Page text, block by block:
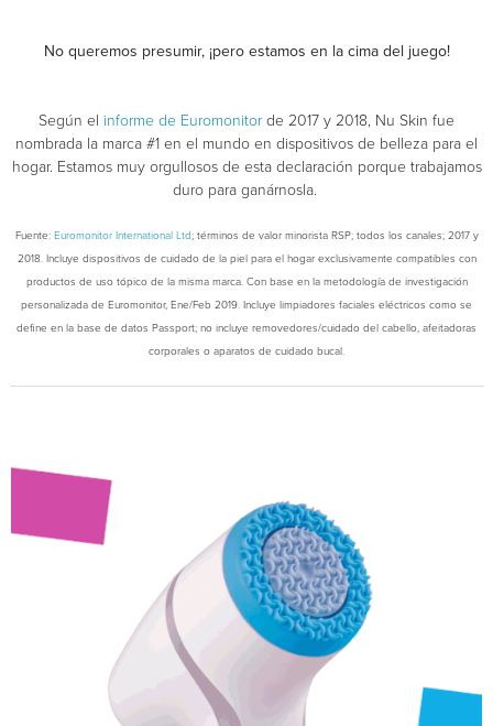
No queremos presumir, ¡pero estamos en la cima del juego!
Según el informe de Euromonitorde 2017 y 2018, Nu Skin fue
nombrada la marca #1 en el mundo en dispositivos de belleza para el
hogar. Estamos muy orgullosos de esta declaración porque trabajamos
duro para ganárnosla.
Fuente: Euromonitor International Ltd; términos de valor minorista RSP; todos los canales; 2017 y
2018. Incluye dispositivos de cuidado de la piel para el hogar exclusivamente compatibles con
productos de uso tópico de la misma marca. Con base en la metodología de investigación
personalizada de Euromonitor, Ene/Feb 2019. Incluye limpiadores faciales eléctricos como se
define en la base de datos Passport; no incluye removedores/cuidado del cabello, afeitadoras
corporales o aparatos de cuidado bucal.